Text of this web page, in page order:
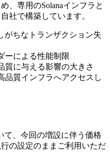
、専用のSolanaインフラと
社で構築しています。
がちなトランザクション失
ーによる性能制限
質に与える影響の大きさ
品質インフラへアクセスし
て、今回の増設に伴う価格
の設定のままご利用いただ